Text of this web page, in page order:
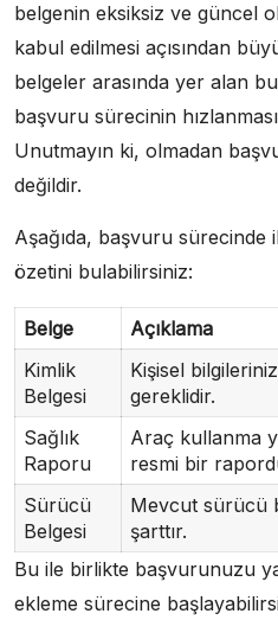
belgenin eksiksiz ve güncel
kabul edilmesi açısından
belgeler arasında yer alan
başvuru sürecinin
Unutmayın ki, olmadan
değildir.
Aşağıda, başvuru sürecinde
özetini bulabilirsiniz:
Belge
Açıklama
Kimlik
Belgesi
Kişisel
gereklidir.
Sağlık
Raporu
Araç kullanma
resmi bir
Sürücü
Belgesi
Mevcut sürücü
şarttır.
Bu ile birlikte başvurunuzu
ekleme sürecine